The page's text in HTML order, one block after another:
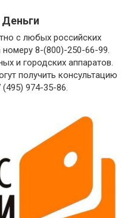
с любых российских
8-(800)-250-66-99.
и городских аппаратов.
получить консультацию
974-35-86.